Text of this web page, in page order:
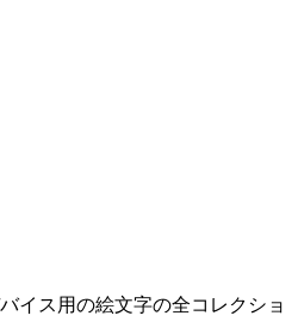
イス用の絵文字の全コレクショ